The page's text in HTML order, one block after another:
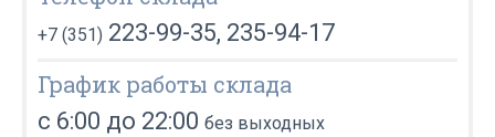
+7 (351) 223-99-35, 235-94-17
График работы склада
с 6:00 до 22:00 без выходных